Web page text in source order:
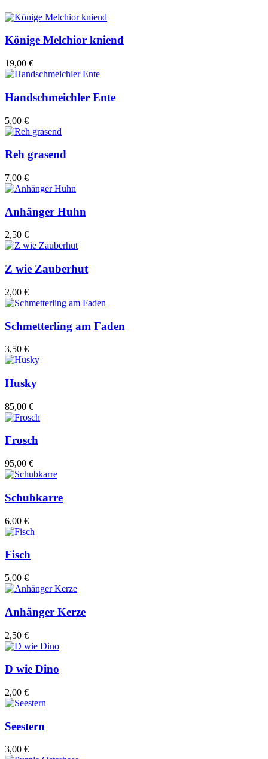
Könige Melchior kniend
19,00 €
Handschmeichler Ente
5,00 €
Reh grasend
7,00 €
Anhänger Huhn
2,50 €
Z wie Zauberhut
2,00 €
Schmetterling am Faden
3,50 €
Husky
85,00 €
Frosch
95,00 €
Schubkarre
6,00 €
Fisch
5,00 €
Anhänger Kerze
2,50 €
D wie Dino
2,00 €
Seestern
3,00 €